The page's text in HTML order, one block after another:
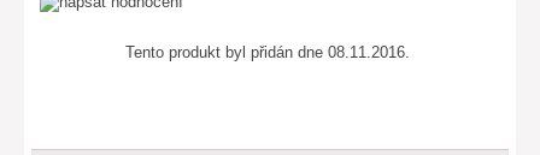
Tento produkt byl přidán dne 08.11.2016.